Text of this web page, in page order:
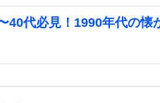
40代必見！1990年代の懐